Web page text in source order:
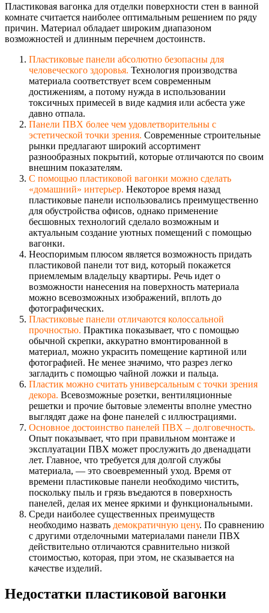
Пластиковая вагонка для отделки поверхности стен в ванной
комнате считается наиболее оптимальным решением по ряду
причин. Материал обладает широким диапазоном
возможностей и длинным перечнем достоинств.
Пластиковые панели абсолютно безопасны для
человеческого здоровья. Технология производства
материала соответствует всем современным
достижениям, а потому нужда в использовании
токсичных примесей в виде кадмия или асбеста уже
давно отпала.
Панели ПВХ более чем удовлетворительны с
эстетической точки зрения. Современные строительные
рынки предлагают широкий ассортимент
разнообразных покрытий, которые отличаются по своим
внешним показателям.
С помощью пластиковой вагонки можно сделать
«домашний» интерьер. Некоторое время назад
пластиковые панели использовались преимущественно
для обустройства офисов, однако применение
бесшовных технологий сделало возможным и
актуальным создание уютных помещений с помощью
вагонки.
Неоспоримым плюсом является возможность придать
пластиковой панели тот вид, который покажется
приемлемым владельцу квартиры. Речь идет о
возможности нанесения на поверхность материала
можно всевозможных изображений, вплоть до
фотографических.
Пластиковые панели отличаются колоссальной
прочностью. Практика показывает, что с помощью
обычной скрепки, аккуратно вмонтированной в
материал, можно украсить помещение картиной или
фотографией. Не менее значимо, что разрез легко
загладить с помощью чайной ложки и пальца.
Пластик можно считать универсальным с точки зрения
декора. Всевозможные розетки, вентиляционные
решетки и прочие бытовые элементы вполне уместно
выглядят даже на фоне панелей с иллюстрациями.
Основное достоинство панелей ПВХ – долговечность.
Опыт показывает, что при правильном монтаже и
эксплуатации ПВХ может прослужить до двенадцати
лет. Главное, что требуется для долгой службы
материала, — это своевременный уход. Время от
времени пластиковые панели необходимо чистить,
поскольку пыль и грязь въедаются в поверхность
панелей, делая их менее яркими и функциональными.
Среди наиболее существенных преимуществ
необходимо назвать демократичную цену. По сравнению
с другими отделочными материалами панели ПВХ
действительно отличаются сравнительно низкой
стоимостью, которая, при этом, не сказывается на
качестве изделий.
Недостатки пластиковой вагонки